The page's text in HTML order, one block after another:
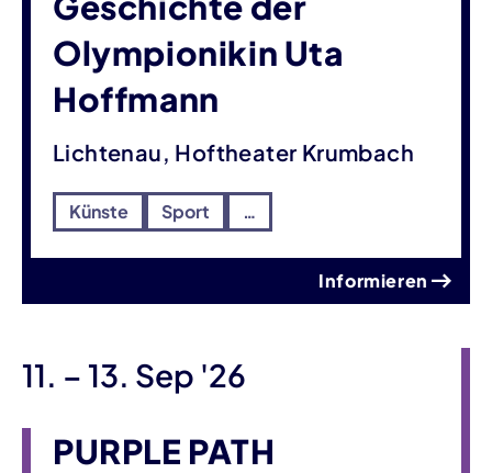
Olympionikin Uta
Hoffmann
Lichtenau, Hoftheater Krumbach
Künste Sport …
Informieren
11. – bis
13. Sep '26
PURPLE PATH